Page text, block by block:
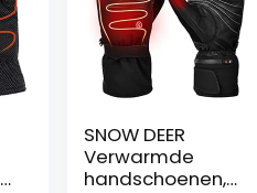
SNOW DEER
Verwarmde
handschoenen,